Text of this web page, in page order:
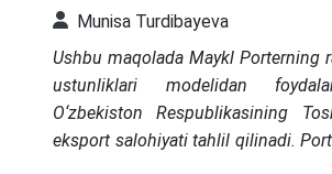
Munisa Turdibayeva
Ushbu maqolada Maykl Porterning
ustunliklari modelidan
O‘zbekiston Respublikasining
eksport salohiyati tahlil qilinadi.